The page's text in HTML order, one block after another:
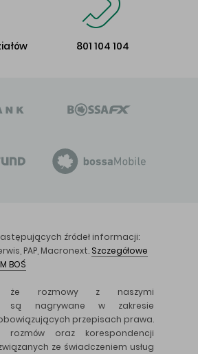
801 104 104
źródeł informacji:
PAP, Macronext. Szczegółowe
BOŚ
że rozmowy z naszymi
są nagrywane w zakresie
przepisach prawa.
rozmów oraz korespondencji
ze świadczeniem usług